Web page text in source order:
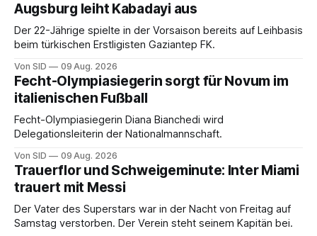
Augsburg leiht Kabadayi aus
Der 22-Jährige spielte in der Vorsaison bereits auf Leihbasis
beim türkischen Erstligisten Gaziantep FK.
Von SID 09 Aug. 2026
Fecht-Olympiasiegerin sorgt für Novum im
italienischen Fußball
Fecht-Olympiasiegerin Diana Bianchedi wird
Delegationsleiterin der Nationalmannschaft.
Von SID 09 Aug. 2026
Trauerflor und Schweigeminute: Inter Miami
trauert mit Messi
Der Vater des Superstars war in der Nacht von Freitag auf
Samstag verstorben. Der Verein steht seinem Kapitän bei.